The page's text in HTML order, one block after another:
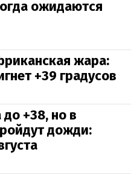
ожидаются
жара:
+39 градусов
+38, но в
дожди: